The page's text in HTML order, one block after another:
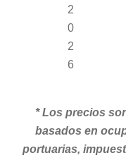
2
0
2
6
* Los precios
basados en
portuarias,